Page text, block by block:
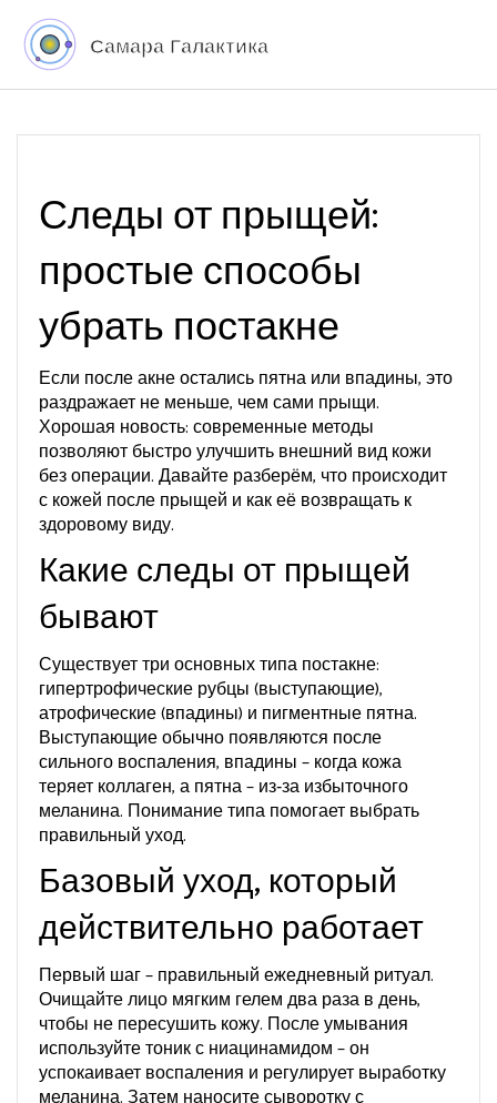
Следы от прыщей:
простые способы
убрать постакне
Если после акне остались пятна или впадины, это
раздражает не меньше, чем сами прыщи.
Хорошая новость: современные методы
позволяют быстро улучшить внешний вид кожи
без операции. Давайте разберём, что происходит
с кожей после прыщей и как её возвращать к
здоровому виду.
Какие следы от прыщей
бывают
Существует три основных типа постакне:
гипертрофические рубцы (выступающие),
атрофические (впадины) и пигментные пятна.
Выступающие обычно появляются после
сильного воспаления, впадины – когда кожа
теряет коллаген, а пятна – из‑за избыточного
меланина. Понимание типа помогает выбрать
правильный уход.
Базовый уход, который
действительно работает
Первый шаг – правильный ежедневный ритуал.
Очищайте лицо мягким гелем два раза в день,
чтобы не пересушить кожу. После умывания
используйте тоник с ниацинамидом – он
успокаивает воспаления и регулирует выработку